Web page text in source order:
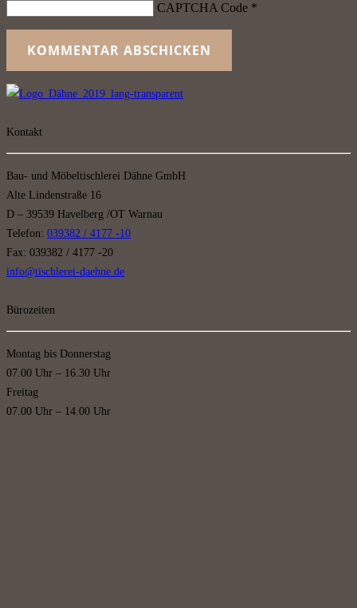
CAPTCHA Code *
KOMMENTAR ABSCHICKEN
Kontakt
Bau- und Möbeltischlerei Dähne GmbH
Alte Lindenstraße 16
D – 39539 Havelberg /OT Warnau
Telefon: 039382 / 4177 -10
Fax: 039382 / 4177 -20
info@tischlerei-daehne.de
Bürozeiten
Montag bis Donnerstag
07.00 Uhr – 16.30 Uhr
Freitag
07.00 Uhr – 14.00 Uhr